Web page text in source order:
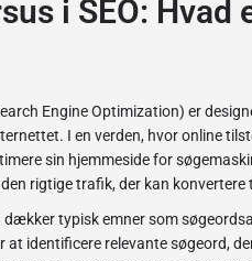
i SEO:
Engine Optimization) er
I en verden, hvor online
sin hjemmeside for
rigtige trafik, der kan konvertere
dækker typisk emner som
at identificere relevante søgeord,